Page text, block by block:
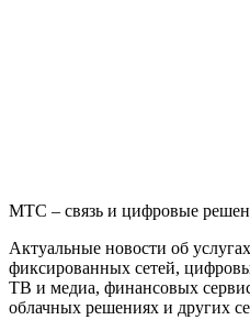
МТС – связь и цифровые
Актуальные новости об
фиксированных сетей,
ТВ и медиа, финансовых
облачных решениях и других